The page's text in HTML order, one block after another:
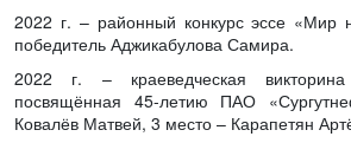
2022 г. – районный конкурс эссе «Мир
победитель Аджикабулова Самира.
2022 г. – краеведческая
посвящённая 45-летию ПАО
Ковалёв Матвей, 3 место – Карапетян